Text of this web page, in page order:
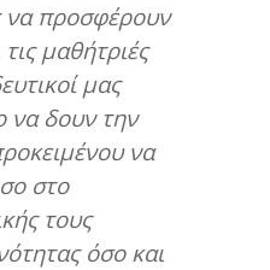
να προσφέρουν
μαθήτριές
μας
να δουν την
να
στο
τους
όσο και